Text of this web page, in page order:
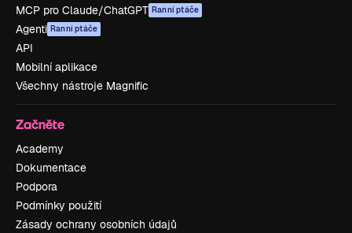
MCP pro Claude/ChatGPT Ranní ptáče
Agenti Ranní ptáče
API
Mobilní aplikace
Všechny nástroje Magnific
Začněte
Academy
Dokumentace
Podpora
Podmínky použití
Zásady ochrany osobních údajů